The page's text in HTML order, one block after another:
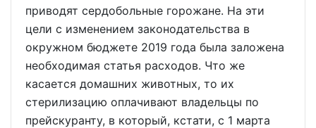
приводят сердобольные горожане. На эти
цели с изменением законодательства в
окружном бюджете 2019 года была заложена
необходимая статья расходов. Что же
касается домашних животных, то их
стерилизацию оплачивают владельцы по
прейскуранту, в который, кстати, с 1 марта